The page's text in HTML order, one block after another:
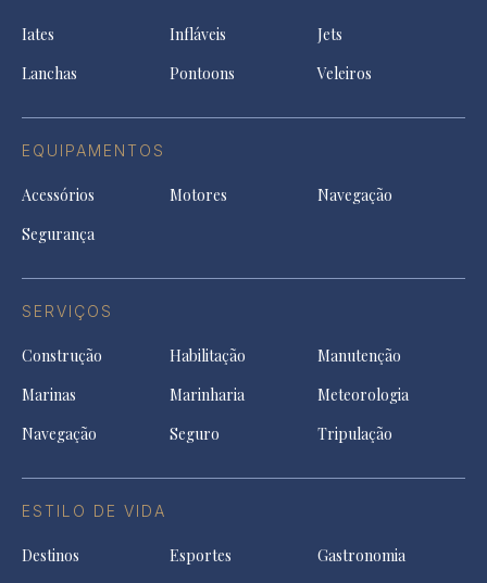
Iates Infláveis
Jets
Lanchas
Pontoons Veleiros
EQUIPAMENTOS
Acessórios Motores
Navegação
Segurança
SERVIÇOS
Construção Habilitação
Manutenção
Marinas
Marinharia
Meteorologia
Navegação
Seguro Tripulação
ESTILO DE VIDA
Destinos Esportes
Gastronomia